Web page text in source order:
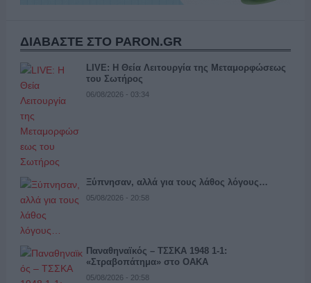
ΔΙΑΒΑΣΤΕ ΣΤΟ PARON.GR
LIVE: Η Θεία Λειτουργία της Μεταμορφώσεως
του Σωτήρος
06/08/2026 - 03:34
Ξύπνησαν, αλλά για τους λάθος λόγους…
05/08/2026 - 20:58
Παναθηναϊκός – ΤΣΣΚΑ 1948 1-1:
«Στραβοπάτημα» στο ΟΑΚΑ
05/08/2026 - 20:58